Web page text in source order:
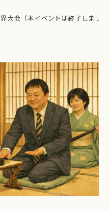
大会（本イベントは終了しまし